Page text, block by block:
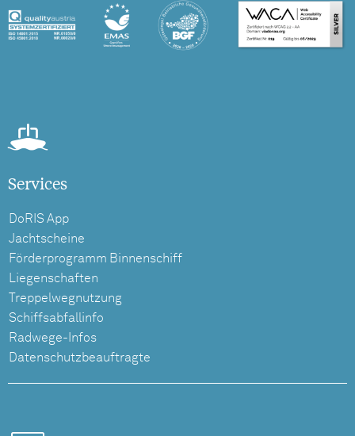
Services
DoRIS App
Jachtscheine
Förderprogramm Binnenschiff
Liegenschaften
Treppelwegnutzung
Schiffsabfallinfo
Radwege-Infos
Datenschutzbeauftragte